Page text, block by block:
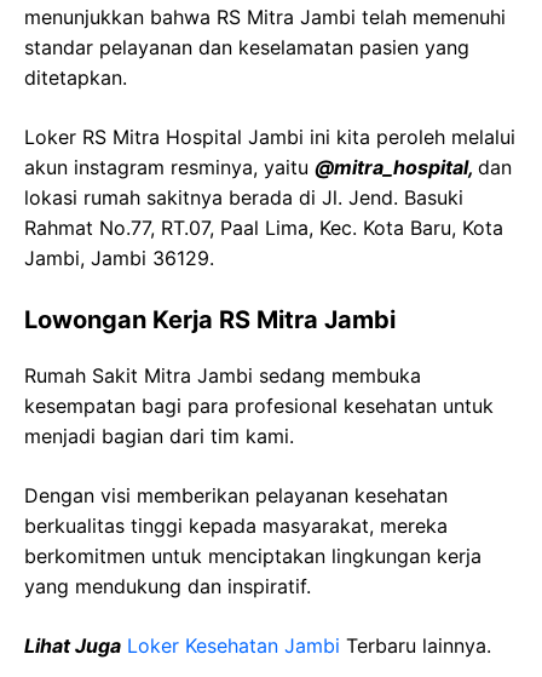
menunjukkan bahwa RS Mitra Jambi telah memenuhi
standar pelayanan dan keselamatan pasien yang
ditetapkan.
Loker RS Mitra Hospital Jambi ini kita peroleh melalui
akun instagram resminya, yaitu @mitra_hospital, dan
lokasi rumah sakitnya berada di Jl. Jend. Basuki
Rahmat No.77, RT.07, Paal Lima, Kec. Kota Baru, Kota
Jambi, Jambi 36129.
Lowongan Kerja RS Mitra Jambi
Rumah Sakit Mitra Jambi sedang membuka
kesempatan bagi para profesional kesehatan untuk
menjadi bagian dari tim kami.
Dengan visi memberikan pelayanan kesehatan
berkualitas tinggi kepada masyarakat, mereka
berkomitmen untuk menciptakan lingkungan kerja
yang mendukung dan inspiratif.
Lihat Juga Loker Kesehatan Jambi Terbaru lainnya.